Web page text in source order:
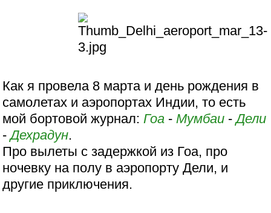
Как я провела 8 марта и день рождения в
самолетах и аэропортах Индии, то есть
мой бортовой журнал: Гоа - Мумбаи -Дели
-Дехрадун.
Про вылеты с задержкой из Гоа, про
ночевку на полу в аэропорту Дели, и
другие приключения.